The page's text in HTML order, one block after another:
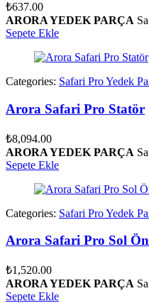
₺637.00
ARORA YEDEK PARÇA
Sepete Ekle
Categories: Safari Pro Yedek
Arora Safari Pro Statör
₺8,094.00
ARORA YEDEK PARÇA
Sepete Ekle
Categories: Safari Pro Yedek
Arora Safari Pro Sol
₺1,520.00
ARORA YEDEK PARÇA
Sepete Ekle